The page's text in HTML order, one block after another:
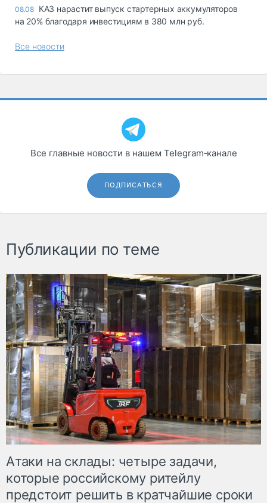
08.08 КАЗ нарастит выпуск стартерных аккумуляторов
на 20% благодаря инвестициям в 380 млн руб.
Все новости
Все главные новости в нашем Telegram‑канале
ПОДПИСАТЬСЯ
Публикации по теме
Атаки на склады: четыре задачи,
которые российскому ритейлу
предстоит решить в кратчайшие сроки